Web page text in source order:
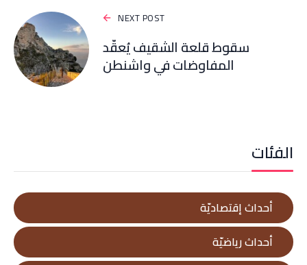
NEXT POST
سقوط قلعة الشقيف يُعقّد
المفاوضات في واشنطن
الفئات
أحداث إقتصاديّة
أحداث رياضيّة